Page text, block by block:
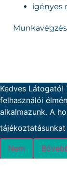
igényes
Kedves
felhasználói
alkalmazunk. A
Nem